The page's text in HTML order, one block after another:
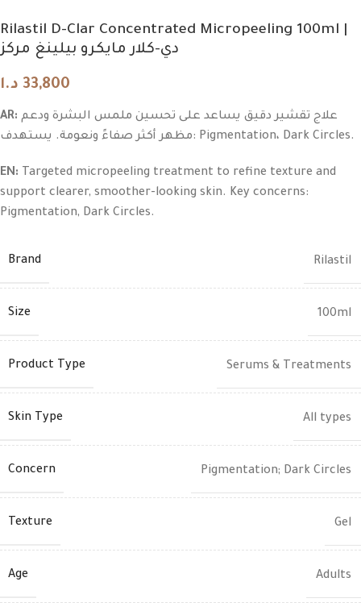
Rilastil D-Clar Concentrated Micropeeling 100ml |
دي-كلار مايكرو بيلينغ مركز
33,800 د.ا
AR:
مظهر أكثر صفاءً ونعومة. يستهدف: Pigmentation، Dark Circles.
EN: Targeted micropeeling treatment to refine texture and
support clearer, smoother-looking skin. Key concerns:
Pigmentation, Dark Circles.
Brand Rilastil
Size 100ml
Product Type Serums & Treatments
Skin Type All types
Concern Pigmentation; Dark Circles
Texture Gel
Age Adults